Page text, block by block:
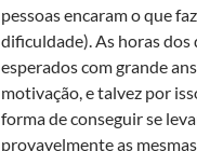
pessoas encaram o que
dificuldade). As horas dos
esperados com grande
motivação, e talvez por
forma de conseguir se
provavelmente as